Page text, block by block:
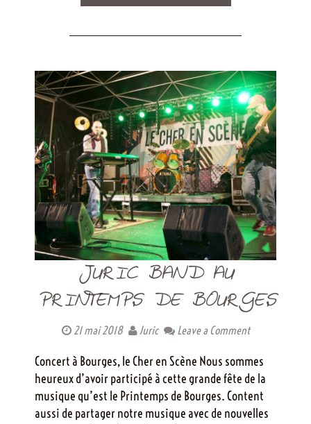
JURIC BAND AU
PRINTEMPS DE BOURGES
21 mai 2018 Juric Leave a Comment
Concert à Bourges, le Cher en Scène Nous sommes
heureux d’avoir participé à cette grande fête de la
musique qu’est le Printemps de Bourges. Content
aussi de partager notre musique avec de nouvelles